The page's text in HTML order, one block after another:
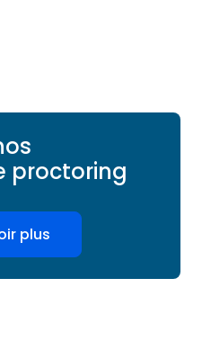
proctoring
plus